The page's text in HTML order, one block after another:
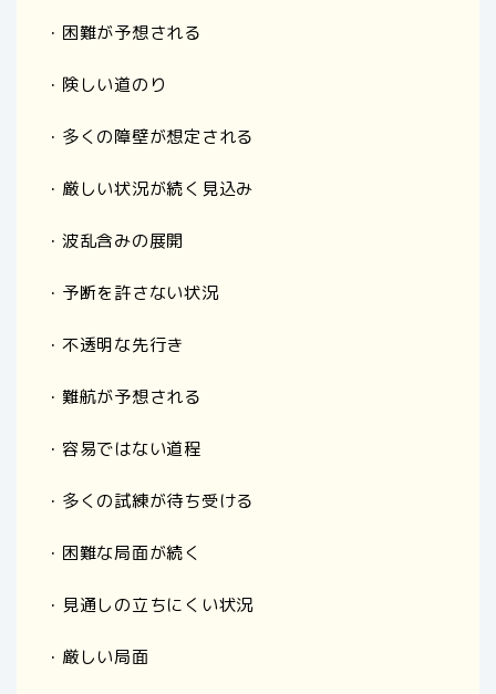
・困難が予想される
・険しい道のり
・多くの障壁が想定される
・厳しい状況が続く見込み
・波乱含みの展開
・予断を許さない状況
・不透明な先行き
・難航が予想される
・容易ではない道程
・多くの試練が待ち受ける
・困難な局面が続く
・見通しの立ちにくい状況
・厳しい局面